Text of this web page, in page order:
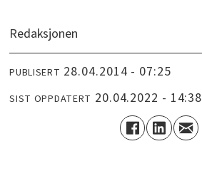
Redaksjonen
PUBLISERT 28.04.2014 - 07:25
SIST OPPDATERT 20.04.2022 - 14:38